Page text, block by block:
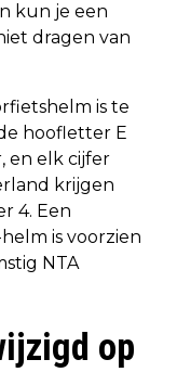
kun je een
dragen van
is te
hoofletter E
en elk cijfer
krijgen
4. Een
is voorzien
NTA
op